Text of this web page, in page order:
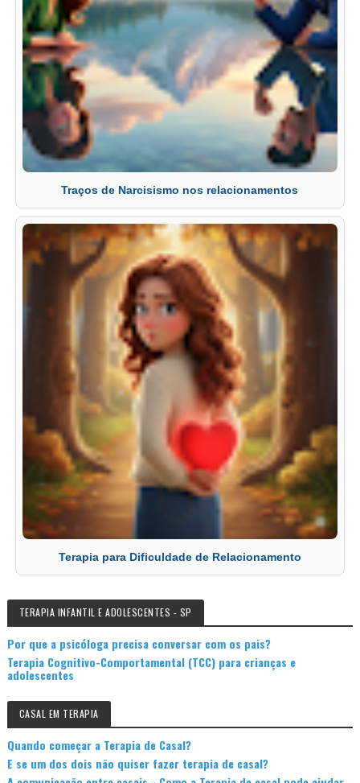
Traços de Narcisismo nos relacionamentos
Terapia para Dificuldade de Relacionamento
TERAPIA INFANTIL E ADOLESCENTES - SP
Por que a psicóloga precisa conversar com os pais?
Terapia Cognitivo-Comportamental (TCC) para crianças e
adolescentes
CASAL EM TERAPIA
Quando começar a Terapia de Casal?
E se um dos dois não quiser fazer terapia de casal?